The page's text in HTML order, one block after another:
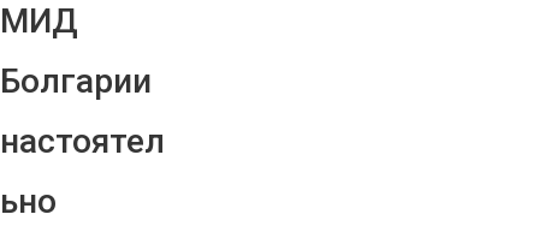
МИД
Болгарии
настоятел
ьно